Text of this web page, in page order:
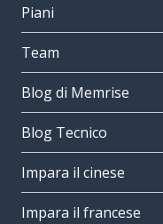
Piani
Team
Blog di Memrise
Blog Tecnico
Impara il cinese
Impara il francese